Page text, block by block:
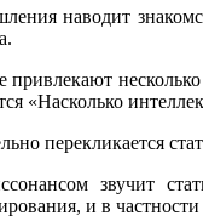
наводит
привлекают
«Насколько
перекликается
звучит
и в